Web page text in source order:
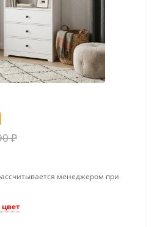
₽
менеджером при